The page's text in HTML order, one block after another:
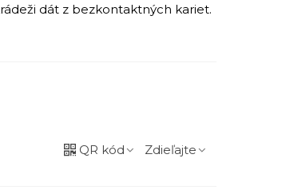
dát z bezkontaktných kariet.
QR kód Zdieľajte